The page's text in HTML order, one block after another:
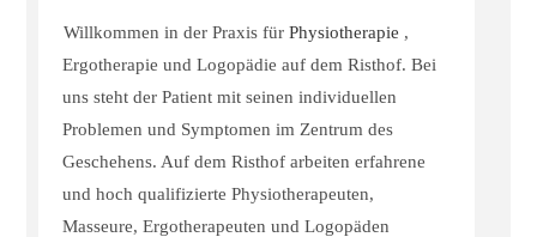
Willkommen in der Praxis für Physiotherapie ,
Ergotherapie und Logopädie auf dem Risthof. Bei
uns steht der Patient mit seinen individuellen
Problemen und Symptomen im Zentrum des
Geschehens. Auf dem Risthof arbeiten erfahrene
und hoch qualifizierte Physiotherapeuten,
Masseure, Ergotherapeuten und Logopäden